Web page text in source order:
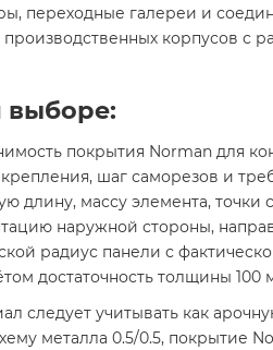
переходные галереи и
корпусов с
выборе:
покрытия Norman для
шаг саморезов и
длину, массу элемента,
наружной стороны,
радиус панели с
достаточность толщины
следует учитывать как
металла 0.5/0.5, покрытие